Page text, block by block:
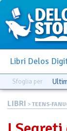
Libri Delos
Sfoglia per
LIBRI > TEENS-